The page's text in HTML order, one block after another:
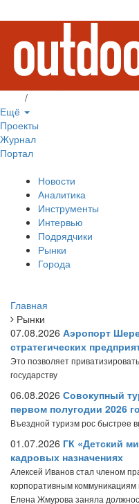
/
Ещё
Проекты
Журнал
Портал
Новости
Аналитика
Инструменты
Интервью
Подрядчики
Рынки
Города
Главная
Рынки
07.08.2026 Аэропорт
стратегических
Это позволяет
государству
06.08.2026 Совокупный
первом полугодии 2026
Въездной туризм рос быстрее
01.07.2026 ГК «Детский
кадровых назначениях
Алексей Иванов стал членом
корпоративным коммуникациям
Елена Жмурова заняла